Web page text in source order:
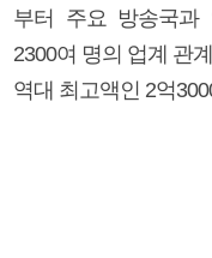
부터 주요 방송국과
2300여 명의 업계 관
역대 최고액인 2억